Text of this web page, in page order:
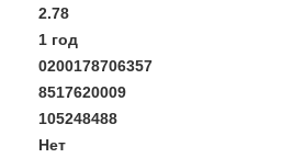
2.78
1 год
0200178706357
8517620009
105248488
Нет